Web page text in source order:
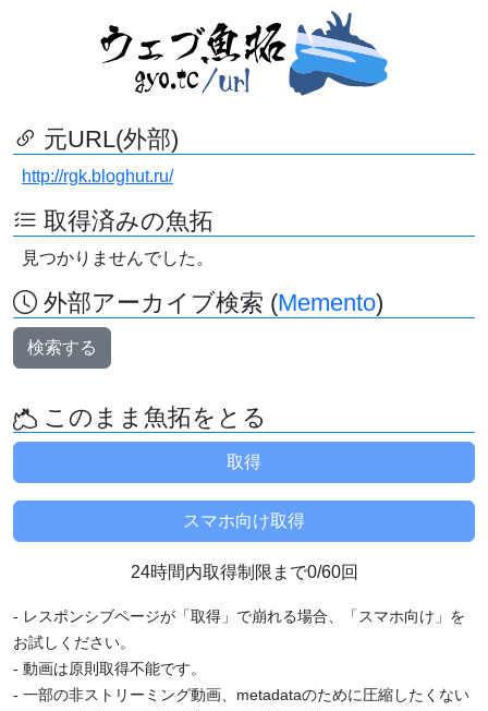
元URL(外部)
http://rgk.bloghut.ru/
取得済みの魚拓
見つかりませんでした。
外部アーカイブ検索 (Memento)
検索する
このまま魚拓をとる
24時間内取得制限まで0/60回
- レスポンシブページが「取得」で崩れる場合、「スマホ向け」を
お試しください。
- 動画は原則取得不能です。
- 一部の非ストリーミング動画、metadataのために圧縮したくない